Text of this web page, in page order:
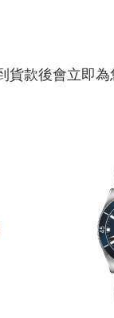
款後會立即為